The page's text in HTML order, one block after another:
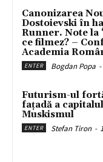
Canonizarea
Dostoievski în
Runner. Note la
ce filmez? –
Academia
ENTER Bogdan Popa -
Futurism-ul
fațadă a
Muskismul
ENTER Stefan Tiron -